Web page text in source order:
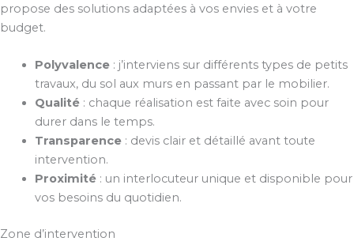
propose des solutions adaptées à vos envies et à votre
budget.
Polyvalence: j’interviens sur différents types de petits
travaux, du sol aux murs en passant par le mobilier.
Qualité: chaque réalisation est faite avec soin pour
durer dans le temps.
Transparence: devis clair et détaillé avant toute
intervention.
Proximité: un interlocuteur unique et disponible pour
vos besoins du quotidien.
Zone d’intervention